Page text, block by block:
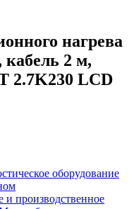
нагрева
кабель 2 м,
2.7K230 LCD
оборудование
и производственное